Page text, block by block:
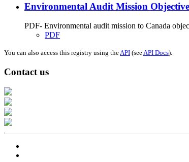
Environmental Audit Mission
PDF- Environmental audit mission to Canada
PDF
You can also access this registry using theAPI (seeAPI Docs).
Contact us